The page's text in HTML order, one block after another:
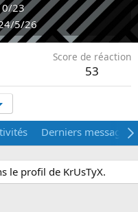
23
5/26
Score de réaction
53
Derniers messages
le profil de KrUsTyX.